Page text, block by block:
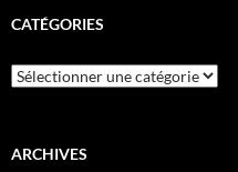
CATÉGORIES
Catégories
ARCHIVES